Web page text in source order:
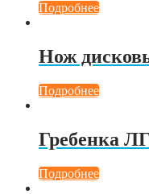
Подробнее
Нож
Подробнее
Гребенка
Подробнее